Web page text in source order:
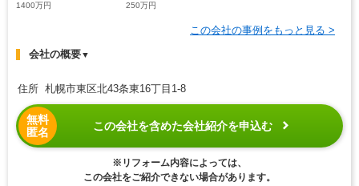
1400万円
250万円
この会社の事例をもっと見る >
会社の概要▼
住所 札幌市東区北43条東16丁目1-8
無料
匿名
この会社を含めた会社紹介を申込む
※リフォーム内容によっては、
この会社をご紹介できない場合があります。